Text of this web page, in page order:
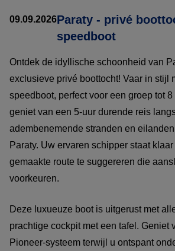
09.09.2026Paraty - privé
speedboot
Ontdek de idyllische schoonheid van
exclusieve privé boottocht! Vaar in stijl
speedboot, perfect voor een groep tot
geniet van een 5-uur durende reis
adembenemende stranden en
Paraty. Uw ervaren schipper staat
gemaakte route te suggereren die
voorkeuren.
Deze luxueuze boot is uitgerust met
prachtige cockpit met een tafel. Geniet
Pioneer-systeem terwijl u ontspant